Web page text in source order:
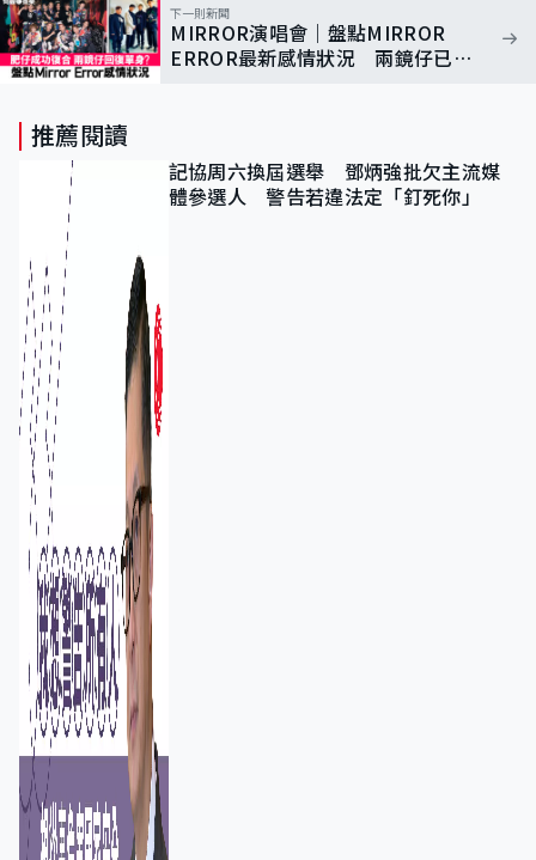
下一則新聞
MIRROR演唱會｜盤點MIRROR
ERROR最新感情狀況 兩鏡仔已回
推薦閱讀
記協周六換屆選舉 鄧炳強批欠主流媒
體參選人 警告若違法定「釘死你」